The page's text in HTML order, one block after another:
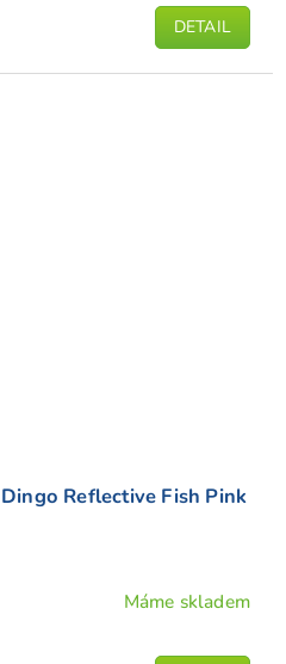
DETAIL
Reflective Fish Pink
Máme skladem